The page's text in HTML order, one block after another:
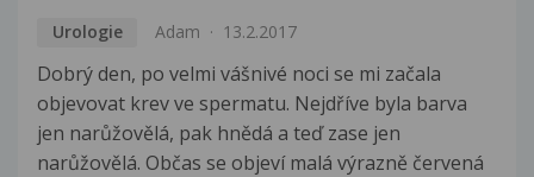
Urologie Adam 13.2.2017
Dobrý den, po velmi vášnivé noci se mi začala
objevovat krev ve spermatu. Nejdříve byla barva
jen narůžovělá, pak hnědá a teď zase jen
narůžovělá. Občas se objeví malá výrazně červená